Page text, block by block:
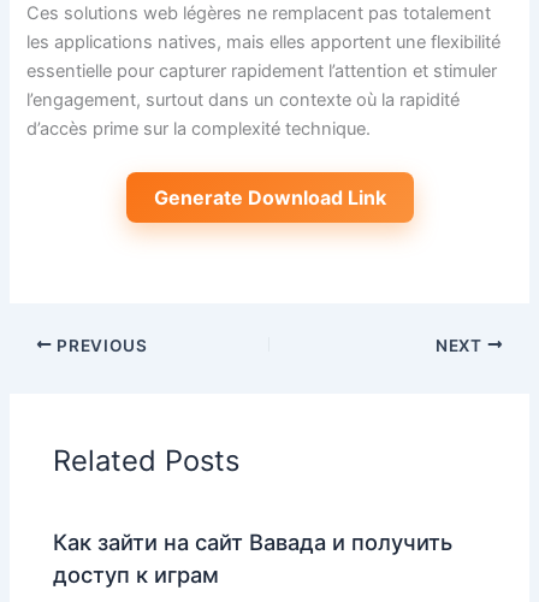
Ces solutions web légères ne remplacent pas totalement
les applications natives, mais elles apportent une flexibilité
essentielle pour capturer rapidement l’attention et stimuler
l’engagement, surtout dans un contexte où la rapidité
d’accès prime sur la complexité technique.
Generate Download Link
PREVIOUS NEXT
Related Posts
Как зайти на сайт Вавада и получить
доступ к играм